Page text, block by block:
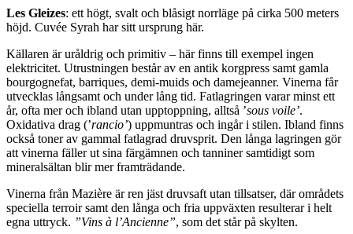
Les Gleizes: ett högt, svalt och blåsigt norrläge på cirka 500 meters
höjd. Cuvée Syrah har sitt ursprung här.
Källaren är uråldrig och primitiv – här finns till exempel ingen
elektricitet. Utrustningen består av en antik korgpress samt gamla
bourgognefat, barriques, demi-muids och damejeanner. Vinerna får
utvecklas långsamt och under lång tid. Fatlagringen varar minst ett
år, ofta mer och ibland utan upptoppning, alltså ’sous voile’.
Oxidativa drag (’rancio’) uppmuntras och ingår i stilen. Ibland finns
också toner av gammal fatlagrad druvsprit. Den långa lagringen gör
att vinerna fäller ut sina färgämnen och tanniner samtidigt som
mineralsältan blir mer framträdande.
Vinerna från Mazière är ren jäst druvsaft utan tillsatser, där områdets
speciella terroir samt den långa och fria uppväxten resulterar i helt
egna uttryck. ”Vins à l’Ancienne”, som det står på skylten.